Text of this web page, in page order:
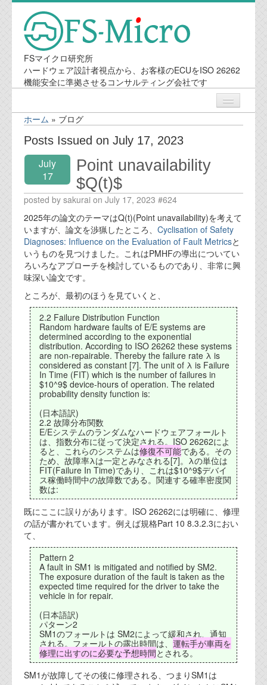
FSマイクロ研究所
ハードウェア設計者視点から、お客様のECUをISO 26262
機能安全に準拠させるコンサルティング会社です
ニュース
業務内容
機能安全コンサルティング
会社案内
会社概要
代表ご挨拶
オフィス
実績
ブログ
機能安全ブログ
テクノロジ
外部投稿記事
ブログテーマ
技術文書
ご希望の方は、お問い合わせページから
ログインをお願い致します。アカウント
名は"opendocument"です。
機能安全用語集
設計用語集
オンラインショップ
ホーム » ブログ
Posts Issued on July 17, 2023
July
17
Point unavailability
$Q(t)$
posted by sakurai on July 17, 2023 #624
2025年の論文のテーマはQ(t)(Point unavailability)を考えて
いますが、論文を渉猟したところ、 Cyclisation of Safety
Diagnoses: Influence on the Evaluation of Fault Metricsと
いうものを見つけました。これはPMHFの導出についてい
ろいろなアプローチを検討しているものであり、非常に興
味深い論文です。
ところが、最初のほうを見ていくと、
2.2 Failure Distribution Function
Random hardware faults of E/E systems are
determined according to the exponential
distribution. According to ISO 26262 these systems
are non-repairable. Thereby the failure rate λ is
considered as constant [7]. The unit of λ is Failure
In Time (FIT) which is the number of failures in
$10^9$ device-hours of operation. The related
probability density function is:
(日本語訳)
2.2 故障分布関数
E/Eシステムのランダムなハードウェアフォールト
は、指数分布に従って決定される。ISO 26262によ
ると、これらのシステムは修復不可能である。その
ため、故障率λは一定とみなされる[7]。λの単位は
FIT(Failure In Time)であり、これは$10^9$デバイ
ス稼働時間中の故障数である。関連する確率密度関
数は:
既にここに誤りがあります。ISO 26262には明確に、修理
の話が書かれています。例えば規格Part 10 8.3.2.3におい
て、
Pattern 2
A fault in SM1 is mitigated and notified by SM2.
The exposure duration of the fault is taken as the
expected time required for the driver to take the
vehicle in for repair.
(日本語訳)
パターン2
SM1のフォールトは SM2によって緩和され、通知
される。フォールトの露出時間は、 運転手が車両を
修理に出すのに必要な予想時間とされる。
SM1が故障してその後に修理される、つまりSM1は